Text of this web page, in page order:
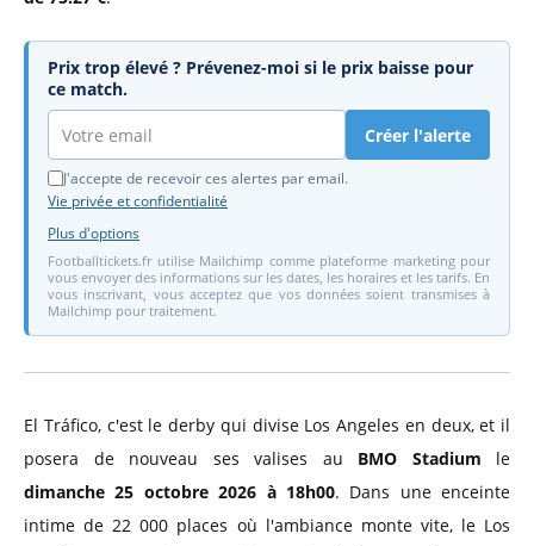
Prix trop élevé ? Prévenez-moi si le prix baisse pour
ce match.
Créer l'alerte
J'accepte de recevoir ces alertes par email.
Vie privée et confidentialité
Plus d'options
Footballtickets.fr utilise Mailchimp comme plateforme marketing pour
vous envoyer des informations sur les dates, les horaires et les tarifs. En
vous inscrivant, vous acceptez que vos données soient transmises à
Mailchimp pour traitement.
El Tráfico, c'est le derby qui divise Los Angeles en deux, et il
posera de nouveau ses valises au BMO Stadium le
dimanche 25 octobre 2026 à 18h00. Dans une enceinte
intime de 22 000 places où l'ambiance monte vite, le Los